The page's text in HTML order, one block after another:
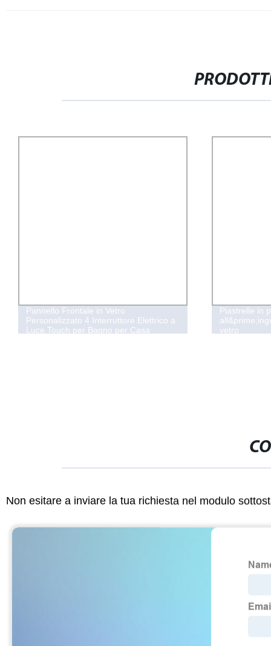
Pannello Frontale in Vetro
Personalizzato 4 Interruttore Elettrico a
Luce Touch per Bagno per Casa
Piastrelle in
vetro
Non esitare a inviare la tua richiesta nel modulo